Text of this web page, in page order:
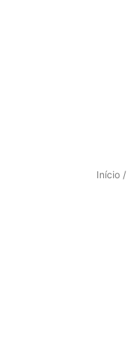
Início /